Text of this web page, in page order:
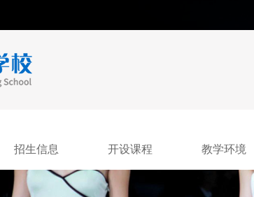
招生信息 开设课程 教学环境